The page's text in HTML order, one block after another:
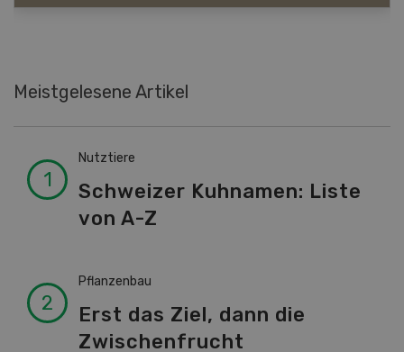
Meistgelesene Artikel
Nutztiere
Schweizer Kuhnamen: Liste
von A-Z
Pflanzenbau
Erst das Ziel, dann die
Zwischenfrucht